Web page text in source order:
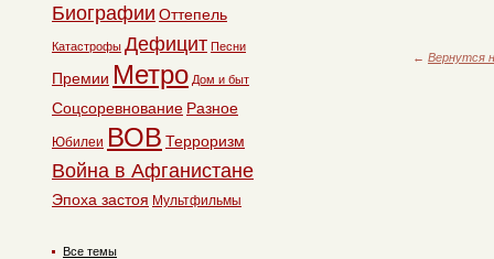
← Вернутся
Биографии Оттепель
Катастрофы Дефицит Песни
Премии Метро Дом и быт
Соцсоревнование Разное
Юбилеи ВОВ Терроризм
Война в Афганистане
Эпоха застоя Мультфильмы
Все темы